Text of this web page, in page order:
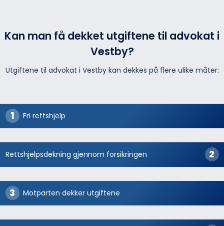
Kan man få dekket utgiftene til advokat i
Vestby?
Utgiftene til advokat i Vestby kan dekkes på flere ulike måter:
Fri rettshjelp
Rettshjelpsdekning gjennom forsikringen
Motparten dekker utgiftene